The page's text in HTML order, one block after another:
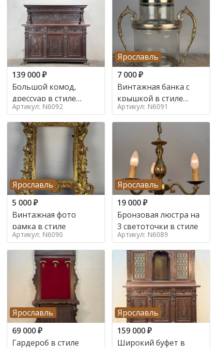
139 000₽
Большой комод,
дрессуар в стиле
ренессанс,
Артикул: N6092
Ярославль
7 000₽
Винтажная банка с
крышкой в стиле
Италия,
Артикул: N6091
Ярославль
5 000₽
Винтажная фото
рамка в стиле
Артикул: N6090
Ярославль
19 000₽
Бронзовая люстра на
3 светоточки в стиле
Артикул: N6089
Ярославль
69 000₽
Гардероб в стиле
Ярославль
159 000₽
Широкий буфет в